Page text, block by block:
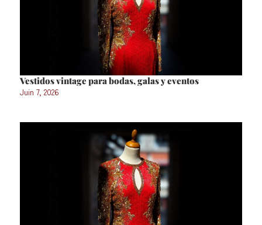
Vestidos vintage para bodas, galas y eventos
Juin 7, 2026